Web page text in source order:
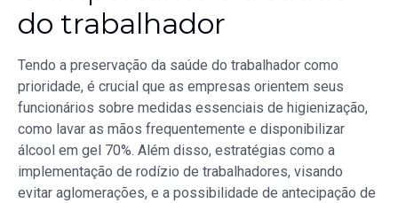
do trabalhador
Tendo a preservação da saúde do trabalhador como
prioridade, é crucial que as empresas orientem seus
funcionários sobre medidas essenciais de higienização,
como lavar as mãos frequentemente e disponibilizar
álcool em gel 70%. Além disso, estratégias como a
implementação de rodízio de trabalhadores, visando
evitar aglomerações, e a possibilidade de antecipação de